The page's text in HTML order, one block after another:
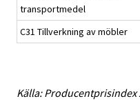
transportmedel
C31 Tillverkning av möbler
Källa: Producentprisindex